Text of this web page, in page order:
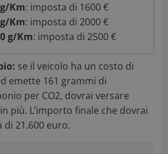
Km: imposta di 1600 €
Km: imposta di 2000 €
g/Km: imposta di 2500 €
se il veicolo ha un costo di
emette 161 grammi di
per CO2, dovrai versare
più. L’importo finale che dovrai
di 21.600 euro.